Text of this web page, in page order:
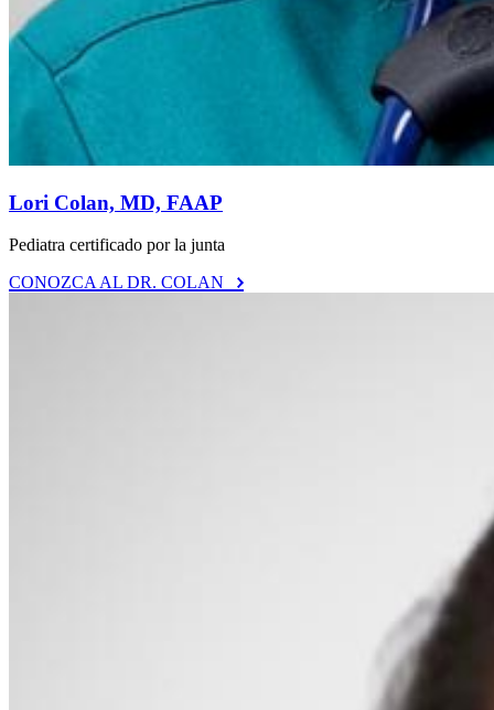
Lori Colan, MD, FAAP
Pediatra certificado por la junta
CONOZCA AL DR. COLAN